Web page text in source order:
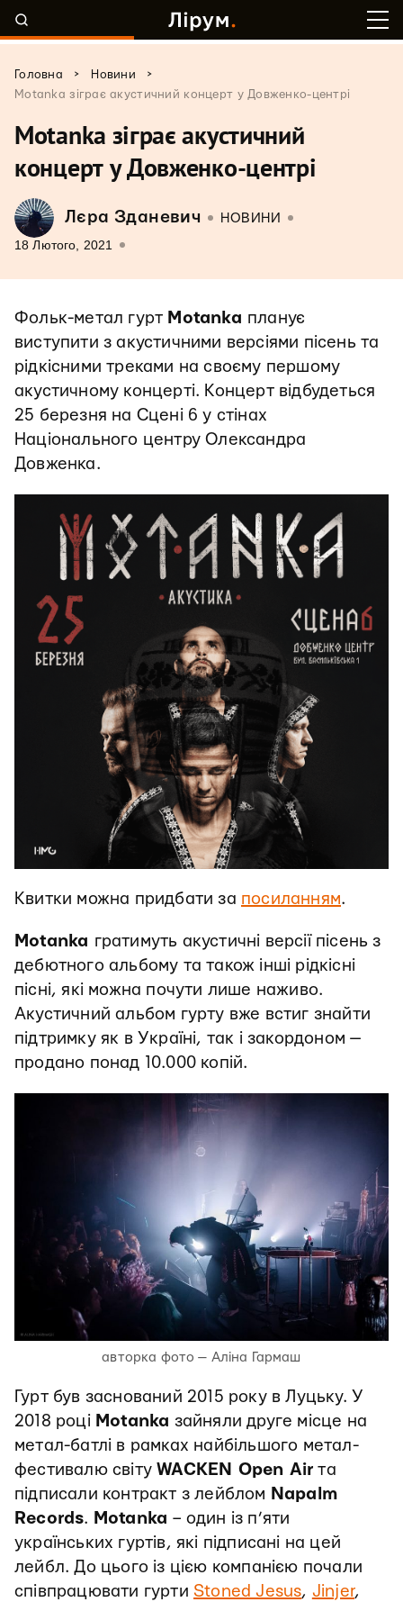
Головна > Новини
>
Motanka зіграє акустичний концерт у Довженко-центрі
Motanka зіграє акустичний
концерт у Довженко-центрі
Лєра Зданевич НОВИНИ
18 Лютого, 2021
Фольк-метал гурт Motanka планує
виступити з акустичними версіями пісень та
рідкісними треками на своєму першому
акустичному концерті. Концерт відбудеться
25 березня на Сцені 6 у стінах
Національного центру Олександра
Довженка.
Квитки можна придбати за посиланням.
Motanka гратимуть акустичні версії пісень з
дебютного альбому та також інші рідкісні
пісні, які можна почути лише наживо.
Акустичний альбом гурту вже встиг знайти
підтримку як в Україні, так і закордоном —
продано понад 10.000 копій.
авторка фото — Аліна Гармаш
Гурт був заснований 2015 року в Луцьку. У
2018 році Motanka зайняли друге місце на
метал-батлі в рамках найбільшого метал-
фестивалю світу WACKEN Open Air та
підписали контракт з лейблом Napalm
Records. Motanka– один із п’яти
українських гуртів, які підписані на цей
лейбл. До цього із цією компанією почали
співпрацювати гурти Stoned Jesus, Jinjer,